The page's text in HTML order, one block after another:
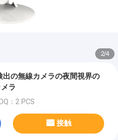
2/4
の無線カメラの夜間視界の
ラ
：2 PCS
接触